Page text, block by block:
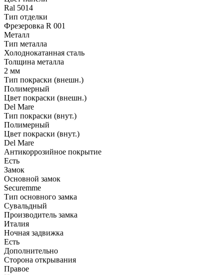
Ral 5014
Тип отделки
Фрезеровка R 001
Металл
Тип металла
Холоднокатанная сталь
Толщина металла
2 мм
Тип покраски (внешн.)
Полимерный
Цвет покраски (внешн.)
Del Mare
Тип покраски (внут.)
Полимерный
Цвет покраски (внут.)
Del Mare
Антикоррозийное покрытие
Есть
Замок
Основной замок
Securemme
Тип основного замка
Сувальдный
Производитель замка
Италия
Ночная задвижка
Есть
Дополнительно
Сторона открывания
Правое